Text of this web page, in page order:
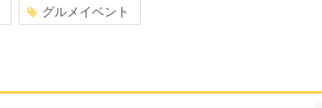
グルメイベント